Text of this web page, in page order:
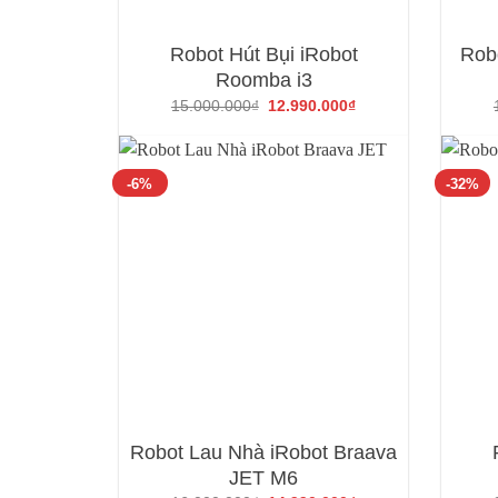
Robot Hút Bụi iRobot
Roomba i3
15.000.000₫ Giá
15.000.000₫.
12.990.000₫Giá
là:
12.990.000₫.
-6%
Robot Lau Nhà iRobot Braava
JET M6
-32%